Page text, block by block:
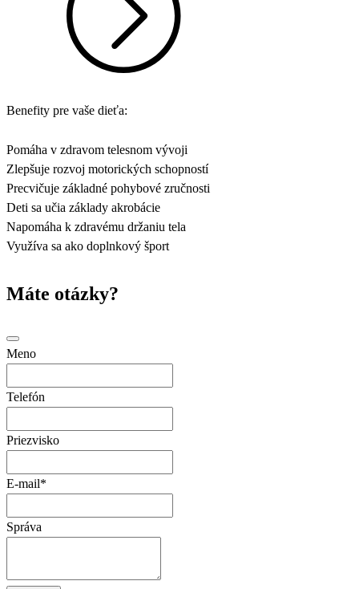
Benefity pre vaše dieťa:
Pomáha v zdravom telesnom vývoji
Zlepšuje rozvoj motorických schopností
Precvičuje základné pohybové zručnosti
Deti sa učia základy akrobácie
Napomáha k zdravému držaniu tela
Využíva sa ako doplnkový šport
Máte otázky?
Meno
Telefón
Priezvisko
E-mail*
Správa